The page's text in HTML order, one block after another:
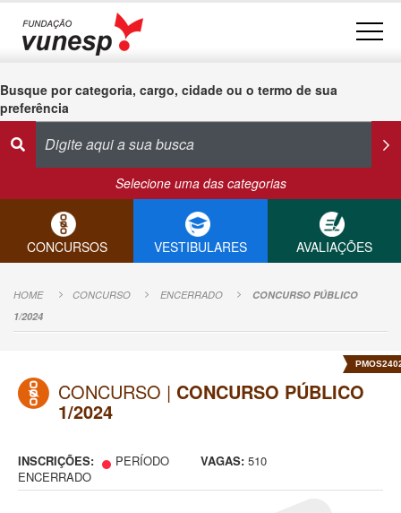
Busque por categoria, cargo, cidade ou o termo de sua
preferência
Selecione uma das categorias
CONCURSOS VESTIBULARES AVALIAÇÕES
HOME CONCURSO ENCERRADO
CONCURSO PÚBLICO
1/2024
CONCURSO | CONCURSO PÚBLICO
1/2024
INSCRIÇÕES:
PERÍODO
ENCERRADO
VAGAS: 510